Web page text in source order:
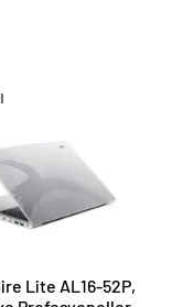
Lite AL16-52P,